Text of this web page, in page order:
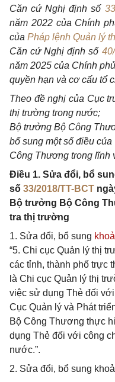
Căn cứ Nghị định số
năm 2022 của Chính
của Pháp lệnh Quản lý
Căn cứ Nghị định số
năm 2025 của Chính
quyền hạn và cơ cấu tổ
Theo đề nghị của Cục
thị trường trong nước;
Bộ trưởng Bộ Công
bổ sung một số điều
Công Thương trong lĩnh
Điều 1. Sửa đổi, bổ
số 33/2018/TT-BCT
Bộ trưởng Bộ Công
tra thị trường
1. Sửa đổi, bổ sung
“5. Chi cục Quản lý thị
các tỉnh, thành phố trực
là Chi cục Quản lý thị
việc sử dụng Thẻ đối
Cục Quản lý và Phát
Bộ Công Thương thực
dụng Thẻ đối với công
nước.”.
2. Sửa đổi, bổ sung